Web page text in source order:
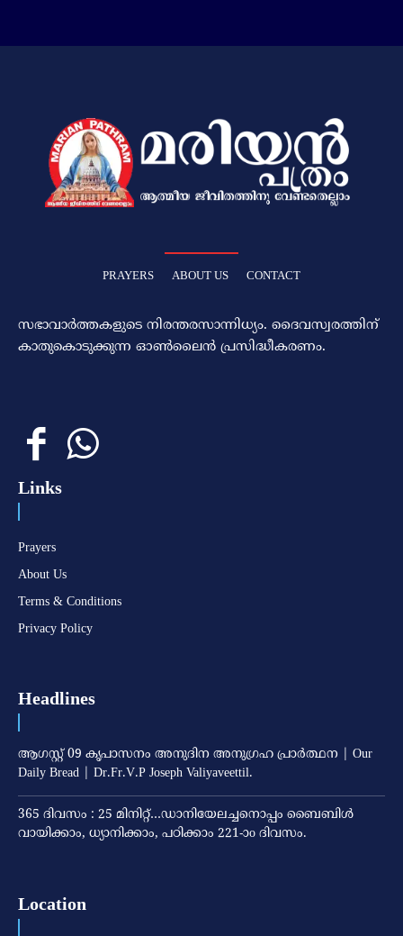
PRAYERS ABOUT US CONTACT
സഭാവാര്‍ത്തകളുടെ നിരന്തരസാന്നിധ്യം. ദൈവസ്വരത്തിന്‌
കാതുകൊടുക്കുന്ന ഓണ്‍ലൈന്‍ പ്രസിദ്ധീകരണം.
Links
Prayers
About Us
Terms & Conditions
Privacy Policy
Headlines
ആഗസ്റ്റ് 09 കൃപാസനം അനുദിന അനുഗ്രഹ പ്രാർത്ഥന | Our
Daily Bread | Dr.Fr.V.P Joseph Valiyaveettil.
365 ദിവസം : 25 മിനിറ്റ്…ഡാനിയേലച്ചനൊപ്പം ബൈബിൾ
വായിക്കാം, ധ്യാനിക്കാം, പഠിക്കാം 221-ാo ദിവസം.
Location